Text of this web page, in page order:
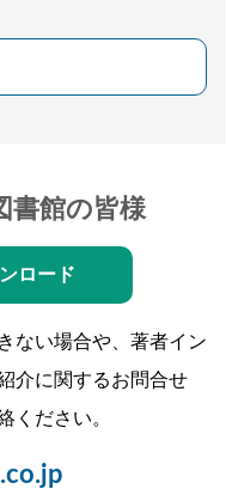
書館の皆様
ロード
ない場合や、著者イン
介に関するお問合せ
ください。